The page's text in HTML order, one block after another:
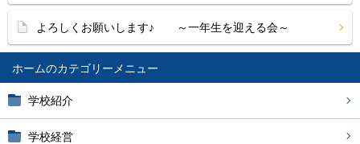
ホーム
学校紹介
学校経営
よろしくお願いします♪ ～一年生を迎える会～